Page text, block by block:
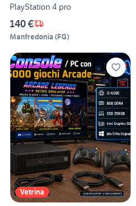
PlayStation 4 pro
140 €
Manfredonia (FG)
Vetrina